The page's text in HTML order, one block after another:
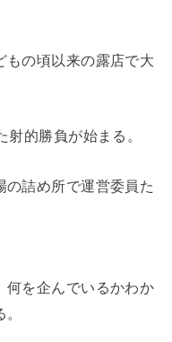
もの頃以来の露店で大
射的勝負が始まる。
の詰め所で運営委員た
何を企んでいるかわか